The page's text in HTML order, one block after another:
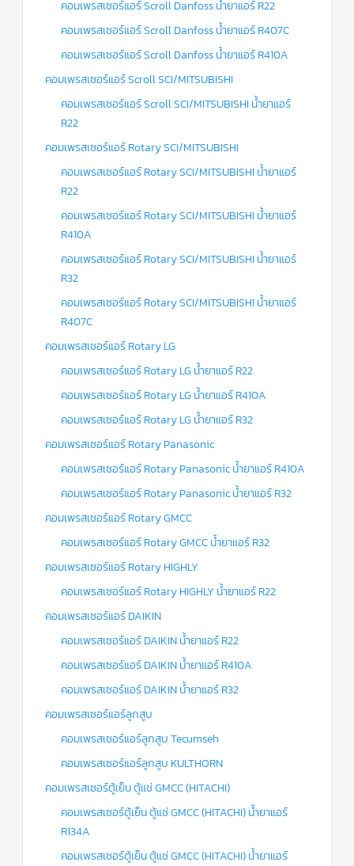
คอมเพรสเซอร์แอร์ Scroll Danfoss น้ำยาแอร์ R22
คอมเพรสเซอร์แอร์ Scroll Danfoss น้ำยาแอร์ R407C
คอมเพรสเซอร์แอร์ Scroll Danfoss น้ำยาแอร์ R410A
คอมเพรสเซอร์แอร์ Scroll SCI/MITSUBISHI
คอมเพรสเซอร์แอร์ Scroll SCI/MITSUBISHI น้ำยาแอร์
R22
คอมเพรสเซอร์แอร์ Rotary SCI/MITSUBISHI
คอมเพรสเซอร์แอร์ Rotary SCI/MITSUBISHI น้ำยาแอร์
R22
คอมเพรสเซอร์แอร์ Rotary SCI/MITSUBISHI น้ำยาแอร์
R410A
คอมเพรสเซอร์แอร์ Rotary SCI/MITSUBISHI น้ำยาแอร์
R32
คอมเพรสเซอร์แอร์ Rotary SCI/MITSUBISHI น้ำยาแอร์
R407C
คอมเพรสเซอร์แอร์ Rotary LG
คอมเพรสเซอร์แอร์ Rotary LG น้ำยาแอร์ R22
คอมเพรสเซอร์แอร์ Rotary LG น้ำยาแอร์ R410A
คอมเพรสเซอร์แอร์ Rotary LG น้ำยาแอร์ R32
คอมเพรสเซอร์แอร์ Rotary Panasonic
คอมเพรสเซอร์แอร์ Rotary Panasonic น้ำยาแอร์ R410A
คอมเพรสเซอร์แอร์ Rotary Panasonic น้ำยาแอร์ R32
คอมเพรสเซอร์แอร์ Rotary GMCC
คอมเพรสเซอร์แอร์ Rotary GMCC น้ำยาแอร์ R32
คอมเพรสเซอร์แอร์ Rotary HIGHLY
คอมเพรสเซอร์แอร์ Rotary HIGHLY น้ำยาแอร์ R22
คอมเพรสเซอร์แอร์ DAIKIN
คอมเพรสเซอร์แอร์ DAIKIN น้ำยาแอร์ R22
คอมเพรสเซอร์แอร์ DAIKIN น้ำยาแอร์ R410A
คอมเพรสเซอร์แอร์ DAIKIN น้ำยาแอร์ R32
คอมเพรสเซอร์แอร์ลูกสูบ
คอมเพรสเซอร์แอร์ลูกสูบ Tecumseh
คอมเพรสเซอร์แอร์ลูกสูบ KULTHORN
คอมเพรสเซอร์ตู้เย็น ตู้แช่ GMCC (HITACHI)
คอมเพรสเซอร์ตู้เย็น ตู้แช่ GMCC (HITACHI) น้ำยาแอร์
R134A
คอมเพรสเซอร์ตู้เย็น ตู้แช่ GMCC (HITACHI) น้ำยาแอร์